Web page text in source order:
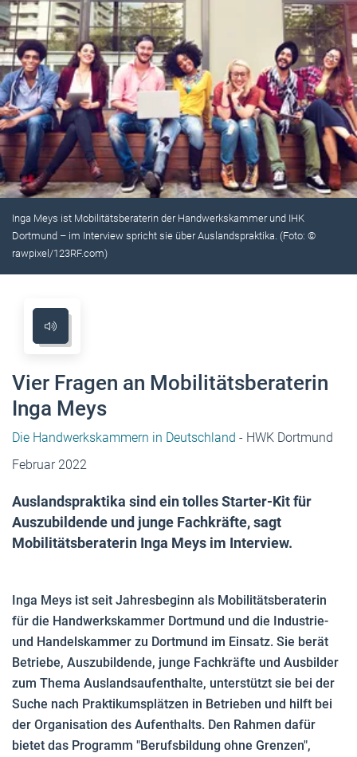
Inga Meys ist Mobilitätsberaterin der Handwerkskammer und IHK
Dortmund – im Interview spricht sie über Auslandspraktika. (Foto: ©
rawpixel/123RF.com)
Vier Fragen an Mobilitätsberaterin
Inga Meys
Die Handwerkskammern in Deutschland - HWK Dortmund
Februar 2022
Auslandspraktika sind ein tolles Starter-Kit für
Auszubildende und junge Fachkräfte, sagt
Mobilitätsberaterin Inga Meys im Interview.
Inga Meys ist seit Jahresbeginn als Mobilitätsberaterin
für die Handwerkskammer Dortmund und die Industrie-
und Handelskammer zu Dortmund im Einsatz. Sie berät
Betriebe, Auszubildende, junge Fachkräfte und Ausbilder
zum Thema Auslandsaufenthalte, unterstützt sie bei der
Suche nach Praktikumsplätzen in Betrieben und hilft bei
der Organisation des Aufenthalts. Den Rahmen dafür
bietet das Programm "Berufsbildung ohne Grenzen",